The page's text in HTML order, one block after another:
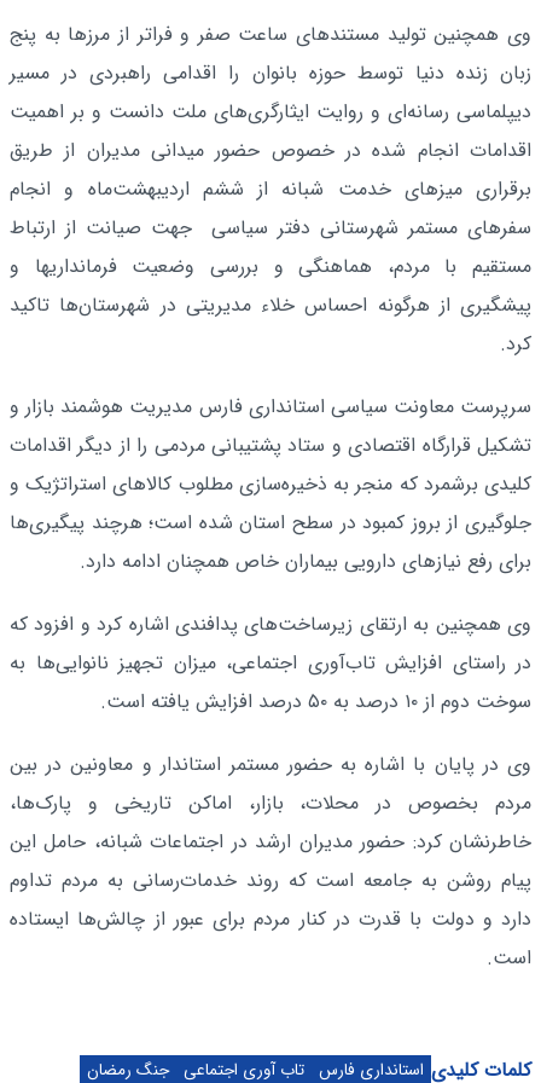
وی همچنین تولید مستندهای ساعت صفر و فراتر از مرزها به پنج
زبان زنده دنیا توسط حوزه بانوان را اقدامی راهبردی در مسیر
دیپلماسی رسانه‌ای و روایت ایثارگری‌های ملت دانست و بر اهمیت
اقدامات انجام شده در خصوص حضور میدانی مدیران از طریق
برقراری میزهای خدمت شبانه از ششم اردیبهشت‌ماه و انجام
سفرهای مستمر شهرستانی دفتر سیاسی جهت صیانت از ارتباط
مستقیم با مردم، هماهنگی و بررسی وضعیت فرمانداریها و
پیشگیری از هرگونه احساس خلاء مدیریتی در شهرستان‌ها تاکید
کرد.
سرپرست معاونت سیاسی استانداری فارس مدیریت هوشمند بازار و
تشکیل قرارگاه اقتصادی و ستاد پشتیبانی مردمی را از دیگر اقدامات
کلیدی برشمرد که منجر به ذخیره‌سازی مطلوب کالاهای استراتژیک و
جلوگیری از بروز کمبود در سطح استان شده است؛ هرچند پیگیری‌ها
برای رفع نیازهای دارویی بیماران خاص همچنان ادامه دارد.
وی همچنین به ارتقای زیرساخت‌های پدافندی اشاره کرد و افزود که
در راستای افزایش تاب‌آوری اجتماعی، میزان تجهیز نانوایی‌ها به
سوخت دوم از ۱۰ درصد به ۵۰ درصد افزایش یافته است.
وی در پایان با اشاره به حضور مستمر استاندار و معاونین در بین
مردم بخصوص در محلات، بازار، اماکن تاریخی و پارک‌ها،
خاطرنشان کرد: حضور مدیران ارشد در اجتماعات شبانه، حامل این
پیام روشن به جامعه است که روند خدمات‌رسانی به مردم تداوم
دارد و دولت با قدرت در کنار مردم برای عبور از چالش‌ها ایستاده
است.
کلمات کلیدی استانداری فارس تاب آوری اجتماعی جنگ رمضان